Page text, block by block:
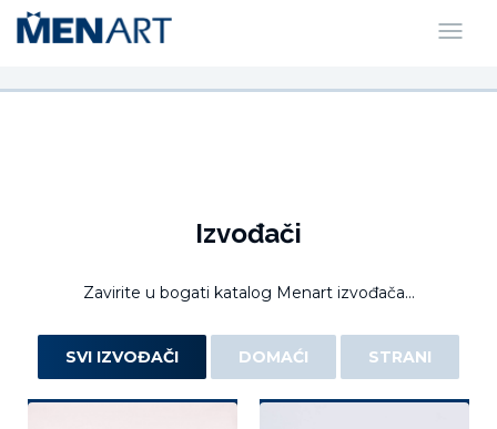
Izvođači
Zavirite u bogati katalog Menart izvođača...
SVI IZVOĐAČI DOMAĆI STRANI